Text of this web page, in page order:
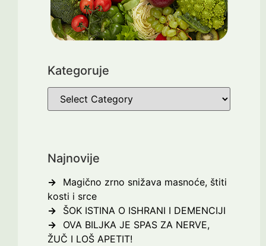
Kategoruje
Najnovije
Magično zrno snižava masnoće, štiti
kosti i srce
ŠOK ISTINA O ISHRANI I DEMENCIJI
OVA BILJKA JE SPAS ZA NERVE,
ŽUČ I LOŠ APETIT!